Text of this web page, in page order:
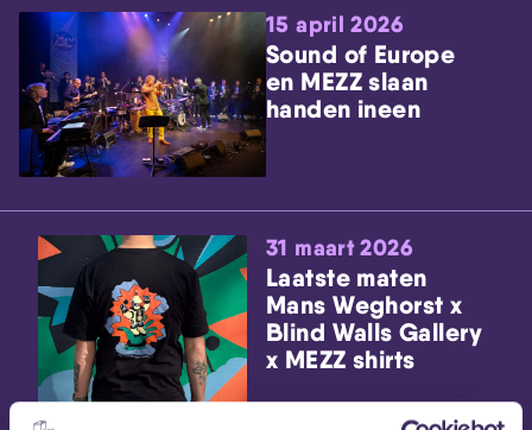
15 april 2026
Sound of Europe
en MEZZ slaan
handen ineen
31 maart 2026
Laatste maten
Mans Weghorst x
Blind Walls Gallery
x MEZZ shirts